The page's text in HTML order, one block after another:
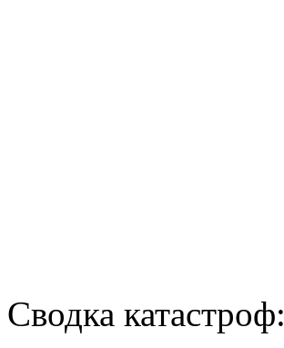
Сводка катастроф: